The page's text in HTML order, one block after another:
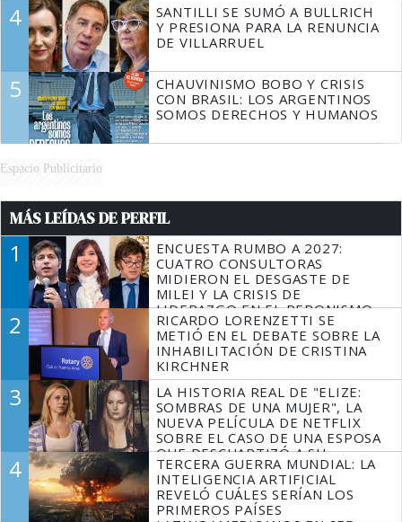
4
SANTILLI SE SUMÓ A BULLRICH
Y PRESIONA PARA LA RENUNCIA
DE VILLARRUEL
5
CHAUVINISMO BOBO Y CRISIS
CON BRASIL: LOS ARGENTINOS
SOMOS DERECHOS Y HUMANOS
Espacio Publicitario
MÁS LEÍDAS DE PERFIL
1
ENCUESTA RUMBO A 2027:
CUATRO CONSULTORAS
MIDIERON EL DESGASTE DE
MILEI Y LA CRISIS DE
LIDERAZGO EN EL PERONISMO
2
RICARDO LORENZETTI SE
METIÓ EN EL DEBATE SOBRE LA
INHABILITACIÓN DE CRISTINA
KIRCHNER
3
LA HISTORIA REAL DE "ELIZE:
SOMBRAS DE UNA MUJER", LA
NUEVA PELÍCULA DE NETFLIX
SOBRE EL CASO DE UNA ESPOSA
QUE DESCUARTIZÓ A SU
MARIDO
4
TERCERA GUERRA MUNDIAL: LA
INTELIGENCIA ARTIFICIAL
REVELÓ CUÁLES SERÍAN LOS
PRIMEROS PAÍSES